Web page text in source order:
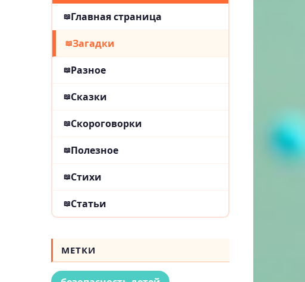
Главная страница
Загадки
Разное
Сказки
Скороговорки
Полезное
Стихи
Статьи
МЕТКИ